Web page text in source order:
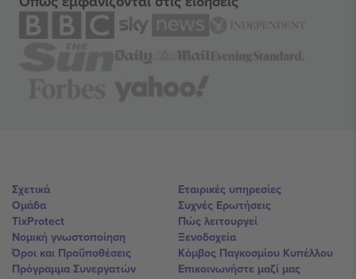
Σχετικά
Ομάδα
TixProtect
Νομική γνωστοποίηση
Όροι και Προΰποθέσεις
Πρόγραμμα Συνεργατών
Εταιρικές υπηρεσίες
Συχνές Ερωτήσεις
Πώς λειτουργεί
Ξενοδοχεία
Κόμβος Παγκοσμίου Κυπέλλου
Επικοινωνήστε μαζί μας